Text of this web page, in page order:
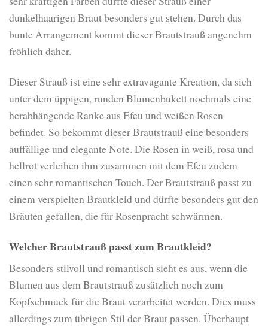
dunkelhaarigen Braut besonders gut stehen. Durch das
bunte Arrangement kommt dieser Brautstrauß angenehm
fröhlich daher.
Dieser Strauß ist eine sehr extravagante Kreation, da sich
unter dem üppigen, runden Blumenbukett nochmals eine
herabhängende Ranke aus Efeu und weißen Rosen
befindet. So bekommt dieser Brautstrauß eine besonders
auffällige und elegante Note. Die Rosen in weiß, rosa und
hellrot verleihen ihm zusammen mit dem Efeu zudem
einen sehr romantischen Touch. Der Brautstrauß passt zu
einem verspielten Brautkleid und dürfte besonders gut den
Bräuten gefallen, die für Rosenpracht schwärmen.
Welcher Brautstrauß passt zum Brautkleid?
Besonders stilvoll und romantisch sieht es aus, wenn die
Blumen aus dem Brautstrauß zusätzlich noch zum
Kopfschmuck für die Braut verarbeitet werden. Dies muss
allerdings zum übrigen Stil der Braut passen. Überhaupt